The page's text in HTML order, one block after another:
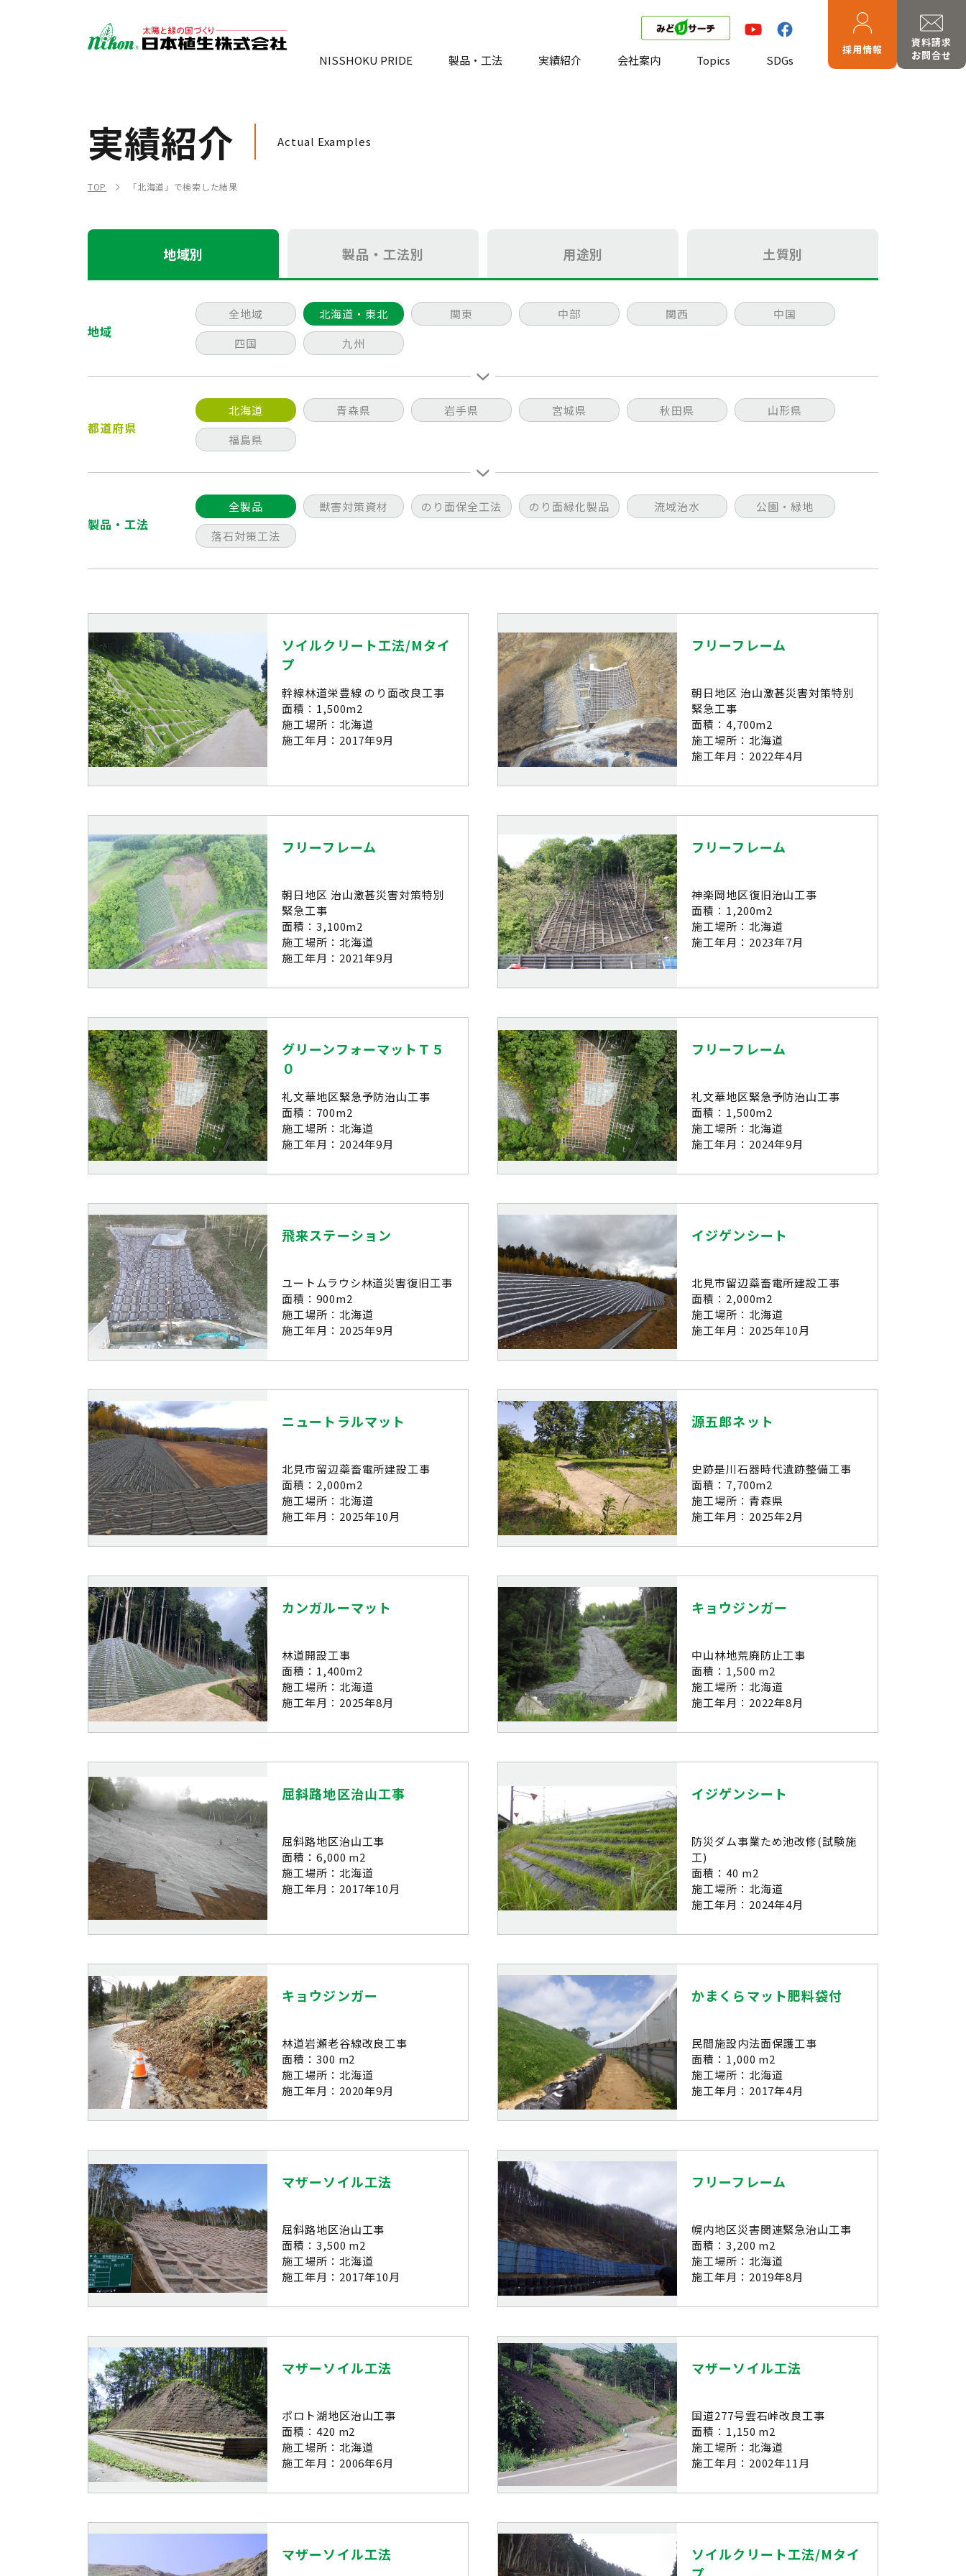
採用情報
資料請求
お問合せ
NISSHOKU PRIDE 製品・工法 実績紹介 会社案内 Topics SDGs
実績紹介 Actual Examples
TOP 「北海道」で検索した結果
地域別 製品・工法別 用途別 土質別
地域
全地域 北海道・東北 関東 中部 関西
中国
四国
九州
都道府県
北海道 青森県 岩手県 宮城県 秋田県
山形県
福島県
製品・工法
全製品 獣害対策資材 のり面保全工法 のり面緑化製品 流域治水
公園・緑地
落石対策工法
ソイルクリート工法/Mタイ
プ
幹線林道栄豊線 のり面改良工事
面積：1,500m2
施工場所：北海道
施工年月：2017年9月
フリーフレーム
朝日地区 治山激甚災害対策特別
緊急工事
面積：4,700m2
施工場所：北海道
施工年月：2022年4月
フリーフレーム
朝日地区 治山激甚災害対策特別
緊急工事
面積：3,100m2
施工場所：北海道
施工年月：2021年9月
フリーフレーム
神楽岡地区復旧治山工事
面積：1,200m2
施工場所：北海道
施工年月：2023年7月
グリーンフォーマットＴ５
０
礼文華地区緊急予防治山工事
面積：700m2
施工場所：北海道
施工年月：2024年9月
フリーフレーム
礼文華地区緊急予防治山工事
面積：1,500m2
施工場所：北海道
施工年月：2024年9月
飛来ステーション
ユートムラウシ林道災害復旧工事
面積：900m2
施工場所：北海道
施工年月：2025年9月
イジゲンシート
北見市留辺蘂畜電所建設工事
面積：2,000m2
施工場所：北海道
施工年月：2025年10月
ニュートラルマット
北見市留辺蘂畜電所建設工事
面積：2,000m2
施工場所：北海道
施工年月：2025年10月
源五郎ネット
史跡是川石器時代遺跡整備工事
面積：7,700m2
施工場所：青森県
施工年月：2025年2月
カンガルーマット
林道開設工事
面積：1,400m2
施工場所：北海道
施工年月：2025年8月
キョウジンガー
中山林地荒廃防止工事
面積：1,500 m2
施工場所：北海道
施工年月：2022年8月
屈斜路地区治山工事
屈斜路地区治山工事
面積：6,000 m2
施工場所：北海道
施工年月：2017年10月
イジゲンシート
防災ダム事業ため池改修(試験施
工)
面積：40 m2
施工場所：北海道
施工年月：2024年4月
キョウジンガー
林道岩瀬老谷線改良工事
面積：300 m2
施工場所：北海道
施工年月：2020年9月
かまくらマット肥料袋付
民間施設内法面保護工事
面積：1,000 m2
施工場所：北海道
施工年月：2017年4月
マザーソイル工法
屈斜路地区治山工事
面積：3,500 m2
施工場所：北海道
施工年月：2017年10月
フリーフレーム
幌内地区災害関連緊急治山工事
面積：3,200 m2
施工場所：北海道
施工年月：2019年8月
マザーソイル工法
ポロト湖地区治山工事
面積：420 m2
施工場所：北海道
施工年月：2006年6月
マザーソイル工法
国道277号雲石峠改良工事
面積：1,150 m2
施工場所：北海道
施工年月：2002年11月
マザーソイル工法
ソイルクリート工法/Mタイ